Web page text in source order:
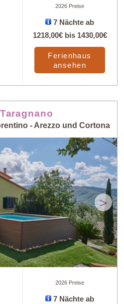
2026 Preise
7 Nächte ab
1218,00€bis 1430,00€
Ferienhaus
ansehen
- Arezzo und Cortona
>
2026 Preise
7 Nächte ab